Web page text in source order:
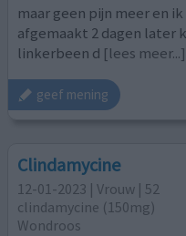
maar geen pijn meer en
afgemaakt 2 dagen later
linkerbeen d [lees meer...]
geef mening
Clindamycine
12-01-2023 | Vrouw | 52
clindamycine (150mg)
Wondroos